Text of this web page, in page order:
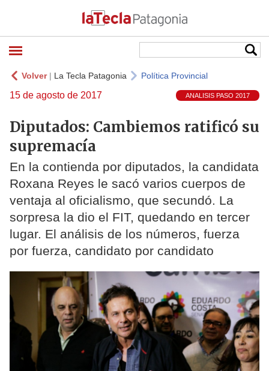
Volver| La Tecla Patagonia Política Provincial
15 de agosto de 2017 ANALISIS PASO 2017
Diputados: Cambiemos ratificó su
supremacía
En la contienda por diputados, la candidata
Roxana Reyes le sacó varios cuerpos de
ventaja al oficialismo, que secundó. La
sorpresa la dio el FIT, quedando en tercer
lugar. El análisis de los números, fuerza
por fuerza, candidato por candidato